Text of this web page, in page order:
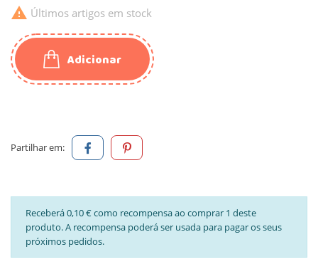
 Últimos artigos em stock
Adicionar
Partilhar em:
Receberá 0,10 € como recompensa ao comprar 1 deste
produto. A recompensa poderá ser usada para pagar os seus
próximos pedidos.